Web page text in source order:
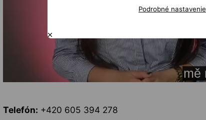
Telefón: +420 605 394 278
Podrobné nastavenie